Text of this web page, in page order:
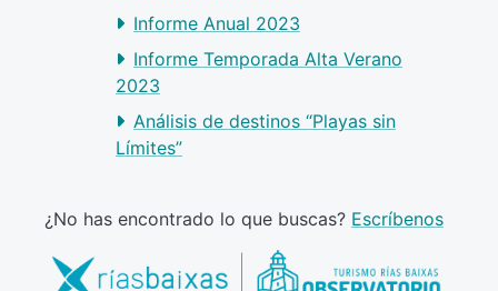
Informe Anual 2023
Informe Temporada Alta Verano
2023
Análisis de destinos “Playas sin
Límites”
¿No has encontrado lo que buscas? Escríbenos